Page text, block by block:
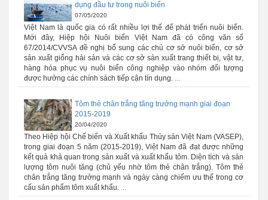
dụng đầu tư trong nuôi biển
07/05/2020
Việt Nam là quốc gia có rất nhiều lợi thế để phát triển nuôi biển.
Mới đây, Hiệp hội Nuôi biển Việt Nam đã có công văn số
67/2014/CVVSA đề nghị bổ sung các chủ cơ sở nuôi biển, cơ sở
sản xuất giống hải sản và các cơ sở sản xuất trang thiết bị, vật tư,
hàng hóa phục vụ nuôi biển công nghiệp vào nhóm đối tượng
được hưởng các chính sách tiếp cận tín dụng. ...
Tôm thẻ chân trắng tăng trưởng mạnh giai đoạn
2015-2019
20/04/2020
Theo Hiệp hội Chế biến và Xuất khẩu Thủy sản Việt Nam (VASEP),
trong giai đoạn 5 năm (2015-2019), Việt Nam đã đạt được những
kết quả khả quan trong sản xuất và xuất khẩu tôm. Diện tích và sản
lượng tôm nuôi tăng (chủ yếu nhờ tôm thẻ chân trắng). Tôm thẻ
chân trắng tăng trưởng mạnh và ngày càng chiếm ưu thế trong cơ
cấu sản phẩm tôm xuất khẩu. ...